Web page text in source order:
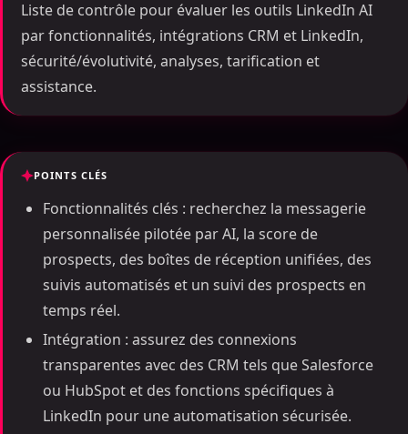
Liste de contrôle pour évaluer les outils LinkedIn AI
par fonctionnalités, intégrations CRM et LinkedIn,
sécurité/évolutivité, analyses, tarification et
assistance.
POINTS CLÉS
Fonctionnalités clés : recherchez la messagerie
personnalisée pilotée par AI, la score de
prospects, des boîtes de réception unifiées, des
suivis automatisés et un suivi des prospects en
temps réel.
Intégration : assurez des connexions
transparentes avec des CRM tels que Salesforce
ou HubSpot et des fonctions spécifiques à
LinkedIn pour une automatisation sécurisée.